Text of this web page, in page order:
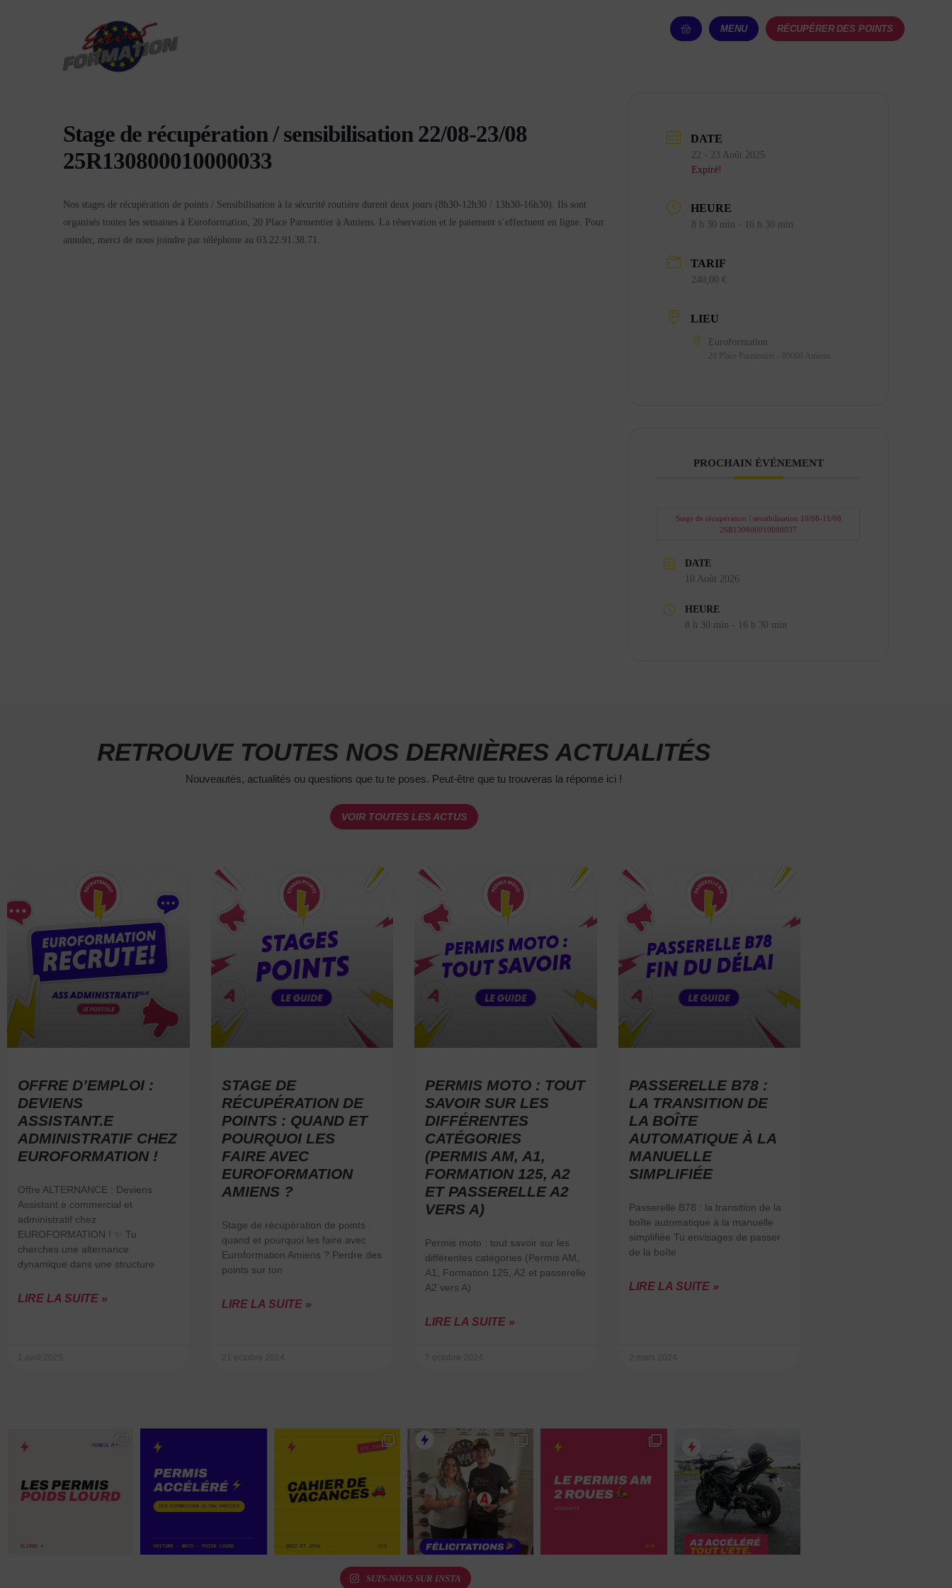
MENU RÉCUPÉRER DES POINTS
Stage de récupération / sensibilisation 22/08-23/08
25R130800010000033
Nos stages de récupération de points / Sensibilisation à la sécurité routière durent deux jours (8h30-12h30 / 13h30-16h30). Ils sont
organisés toutes les semaines à Euroformation, 20 Place Parmentier à Amiens. La réservation et le paiement s’effectuent en ligne. Pour
annuler, merci de nous joindre par téléphone au 03.22.91.38.71.
DATE
22 - 23 Août 2025
Expiré!
HEURE
8 h 30 min - 16 h 30 min
TARIF
240,00 €
LIEU
Euroformation
20 Place Parmentier - 80000 Amiens
PROCHAIN ÉVÉNEMENT
Stage de récupération / sensibilisation 10/08-11/08
26R130800010000037
DATE
10 Août 2026
HEURE
8 h 30 min - 16 h 30 min
RETROUVE TOUTES NOS DERNIÈRES ACTUALITÉS
Nouveautés, actualités ou questions que tu te poses. Peut-être que tu trouveras la réponse ici !
VOIR TOUTES LES ACTUS
OFFRE D’EMPLOI :
DEVIENS
ASSISTANT.E
ADMINISTRATIF CHEZ
EUROFORMATION !
Offre ALTERNANCE : Deviens
Assistant.e commercial et
administratif chez
EUROFORMATION ! ✨ Tu
cherches une alternance
dynamique dans une structure
LIRE LA SUITE »
1 avril 2025
STAGE DE
RÉCUPÉRATION DE
POINTS : QUAND ET
POURQUOI LES
FAIRE AVEC
EUROFORMATION
AMIENS ?
Stage de récupération de points :
quand et pourquoi les faire avec
Euroformation Amiens ? Perdre des
points sur ton
LIRE LA SUITE »
21 octobre 2024
PERMIS MOTO : TOUT
SAVOIR SUR LES
DIFFÉRENTES
CATÉGORIES
(PERMIS AM, A1,
FORMATION 125, A2
ET PASSERELLE A2
VERS A)
Permis moto : tout savoir sur les
différentes catégories (Permis AM,
A1, Formation 125, A2 et passerelle
A2 vers A)
LIRE LA SUITE »
7 octobre 2024
PASSERELLE B78 :
LA TRANSITION DE
LA BOÎTE
AUTOMATIQUE À LA
MANUELLE
SIMPLIFIÉE
Passerelle B78 : la transition de la
boîte automatique à la manuelle
simplifiée Tu envisages de passer
de la boîte
LIRE LA SUITE »
2 mars 2024
SUIS-NOUS SUR INSTA